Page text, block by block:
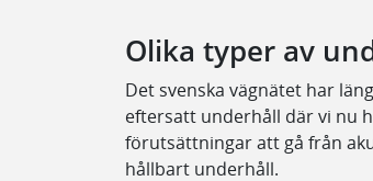
Olika typer av
Det svenska vägnätet har
eftersatt underhåll där vi nu
förutsättningar att gå från
hållbart underhåll.